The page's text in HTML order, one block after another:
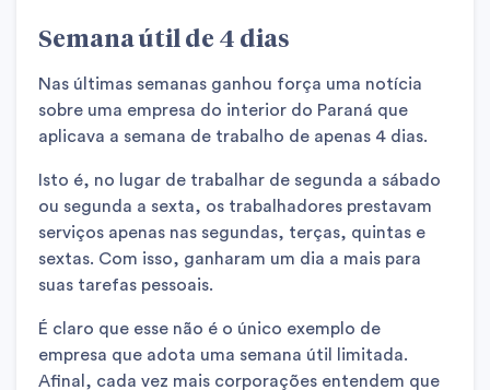
Semana útil de 4 dias
Nas últimas semanas ganhou força uma notícia
sobre uma empresa do interior do Paraná que
aplicava a semana de trabalho de apenas 4 dias.
Isto é, no lugar de trabalhar de segunda a sábado
ou segunda a sexta, os trabalhadores prestavam
serviços apenas nas segundas, terças, quintas e
sextas. Com isso, ganharam um dia a mais para
suas tarefas pessoais.
É claro que esse não é o único exemplo de
empresa que adota uma semana útil limitada.
Afinal, cada vez mais corporações entendem que